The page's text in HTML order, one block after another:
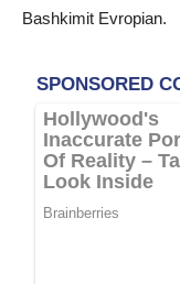
Bashkimit Evropian.